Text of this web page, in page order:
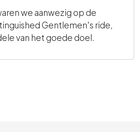
we aanwezig op de
Gentlemen's ride,
van het goede doel.